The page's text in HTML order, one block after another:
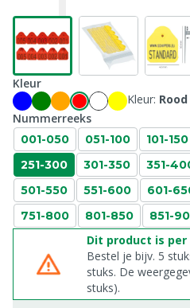
Kleur
Kleur: Rood
Nummerreeks
001-050 051-100 101-150
251-300
301-350 351-
501-550
551-600 601-
751-800
801-850 851-
Dit product is per
Bestel je bijv. 5
stuks. De
stuks).